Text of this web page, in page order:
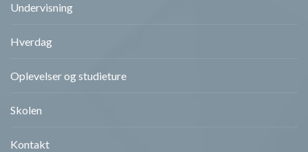
Undervisning
Hverdag
Oplevelser og studieture
Skolen
Kontakt